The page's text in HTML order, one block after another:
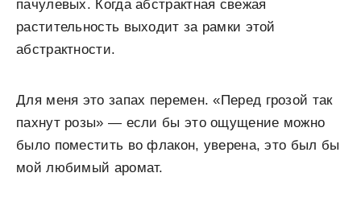
пачулевых. Когда абстрактная свежая
растительность выходит за рамки этой
абстрактности.
Для меня это запах перемен. «Перед грозой так
пахнут розы» — если бы это ощущение можно
было поместить во флакон, уверена, это был бы
мой любимый аромат.